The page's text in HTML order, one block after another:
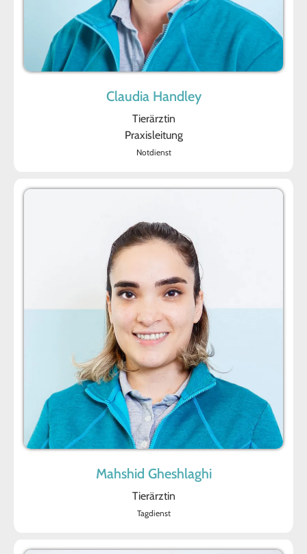
Claudia Handley
Tierärztin
Praxisleitung
Notdienst
Mahshid Gheshlaghi
Tierärztin
Tagdienst